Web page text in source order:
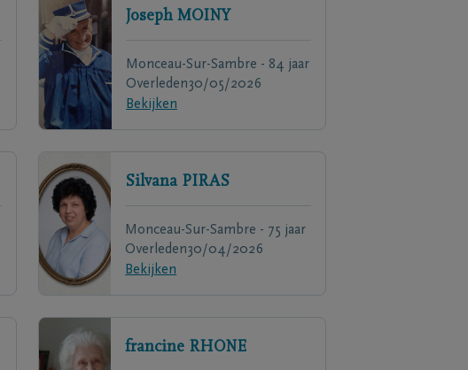
Joseph MOINY
Monceau-Sur-Sambre - 84 jaar
Overleden30/05/2026
Bekijken
Silvana PIRAS
Monceau-Sur-Sambre - 75 jaar
Overleden30/04/2026
Bekijken
francine RHONE